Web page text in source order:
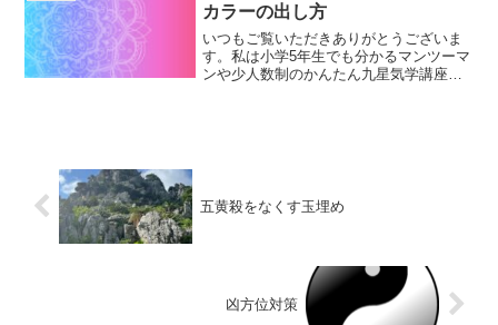
カラーの出し方
いつもご覧いただきありがとうございま
す。私は小学5年生でも分かるマンツーマ
ンや少人数制のかんたん九星気学講座を
五黄殺をなくす玉埋め
凶方位対策